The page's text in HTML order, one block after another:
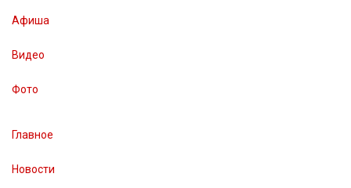
Афиша
Видео
Фото
Главное
Новости